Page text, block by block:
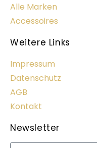
Alle Marken
Accessoires
Weitere Links
Impressum
Datenschutz
AGB
Kontakt
Newsletter